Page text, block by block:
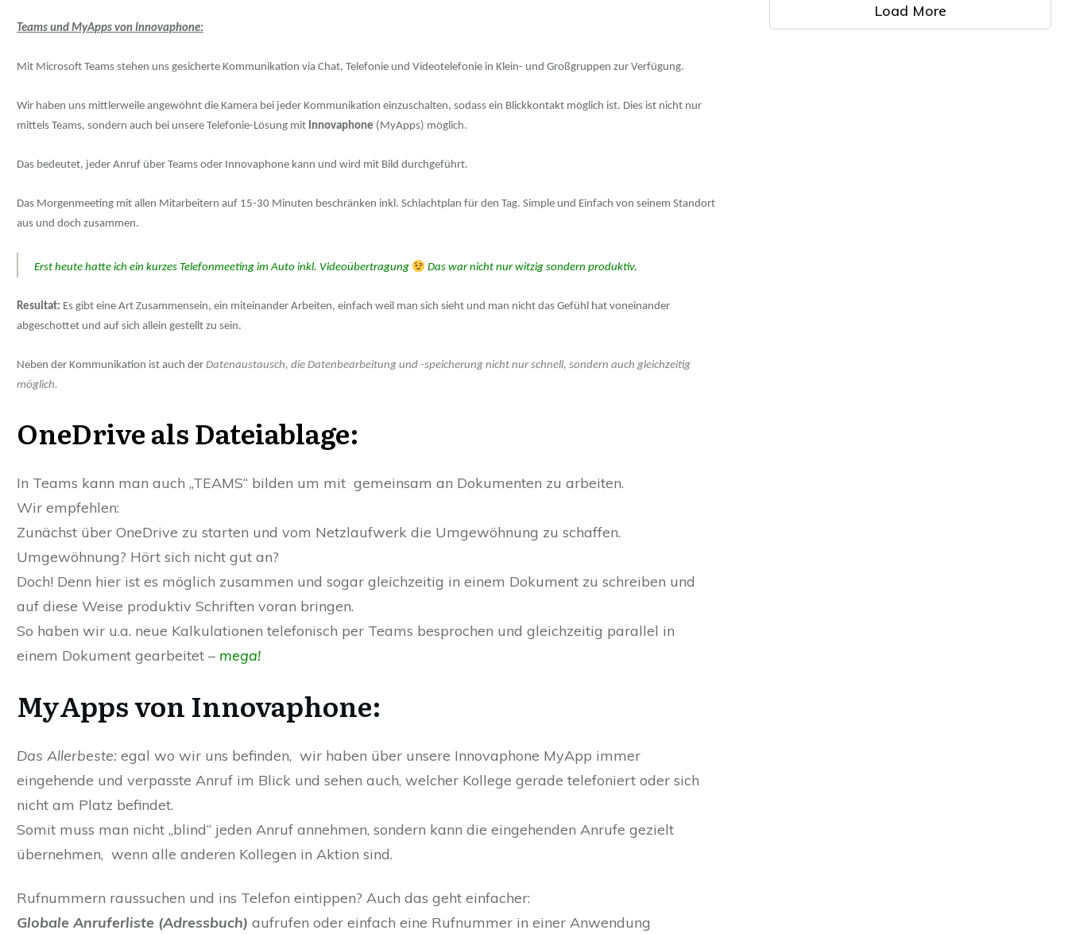
Teams und MyApps von Innovaphone:
Mit Microsoft Teams stehen uns gesicherte Kommunikation via Chat, Telefonie und Videotelefonie in Klein- und Großgruppen zur Verfügung.
Wir haben uns mittlerweile angewöhnt die Kamera bei jeder Kommunikation einzuschalten, sodass ein Blickkontakt möglich ist. Dies ist nicht nur
mittels Teams, sondern auch bei unsere Telefonie-Lösung mit Innovaphone (MyApps) möglich.
Das bedeutet, jeder Anruf über Teams oder Innovaphone kann und wird mit Bild durchgeführt.
Das Morgenmeeting mit allen Mitarbeitern auf 15-30 Minuten beschränken inkl. Schlachtplan für den Tag. Simple und Einfach von seinem Standort
aus und doch zusammen.
Erst heute hatte ich ein kurzes Telefonmeeting im Auto inkl. Videoübertragung Das war nicht nur witzig sondern produktiv.
Resultat: Es gibt eine Art Zusammensein, ein miteinander Arbeiten, einfach weil man sich sieht und man nicht das Gefühl hat voneinander
abgeschottet und auf sich allein gestellt zu sein.
Neben der Kommunikation ist auch der Datenaustausch, die Datenbearbeitung und -speicherung nicht nur schnell, sondern auch gleichzeitig
möglich.
OneDrive als Dateiablage:
In Teams kann man auch „TEAMS“ bilden um mit gemeinsam an Dokumenten zu arbeiten.
Wir empfehlen:
Zunächst über OneDrive zu starten und vom Netzlaufwerk die Umgewöhnung zu schaffen.
Umgewöhnung? Hört sich nicht gut an?
Doch! Denn hier ist es möglich zusammen und sogar gleichzeitig in einem Dokument zu schreiben und
auf diese Weise produktiv Schriften voran bringen.
So haben wir u.a. neue Kalkulationen telefonisch per Teams besprochen und gleichzeitig parallel in
einem Dokument gearbeitet – mega!
MyApps von Innovaphone:
Das Allerbeste: egal wo wir uns befinden, wir haben über unsere Innovaphone MyApp immer
eingehende und verpasste Anruf im Blick und sehen auch, welcher Kollege gerade telefoniert oder sich
nicht am Platz befindet.
Somit muss man nicht „blind“ jeden Anruf annehmen, sondern kann die eingehenden Anrufe gezielt
übernehmen, wenn alle anderen Kollegen in Aktion sind.
Rufnummern raussuchen und ins Telefon eintippen? Auch das geht einfacher:
Globale Anruferliste (Adressbuch) aufrufen oder einfach eine Rufnummer in einer Anwendung
Load More